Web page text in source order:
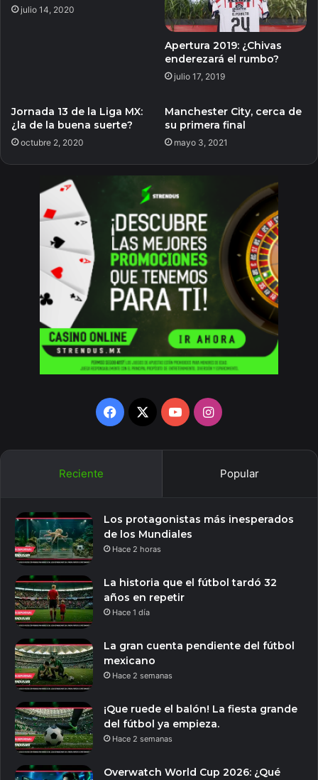
julio 14, 2020
Apertura 2019: ¿Chivas
enderezará el rumbo?
julio 17, 2019
Jornada 13 de la Liga MX:
¿la de la buena suerte?
octubre 2, 2020
Manchester City, cerca de
su primera final
mayo 3, 2021
Facebook
X YouTubeInstagram
Reciente Popular
Los protagonistas más inesperados
de los Mundiales
Hace 2 horas
La historia que el fútbol tardó 32
años en repetir
Hace 1 día
La gran cuenta pendiente del fútbol
mexicano
Hace 2 semanas
¡Que ruede el balón! La fiesta grande
del fútbol ya empieza.
Hace 2 semanas
Overwatch World Cup 2026: ¿Qué